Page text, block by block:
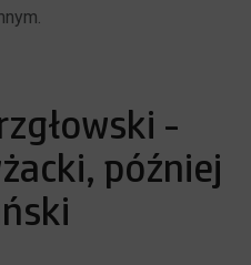
-
później